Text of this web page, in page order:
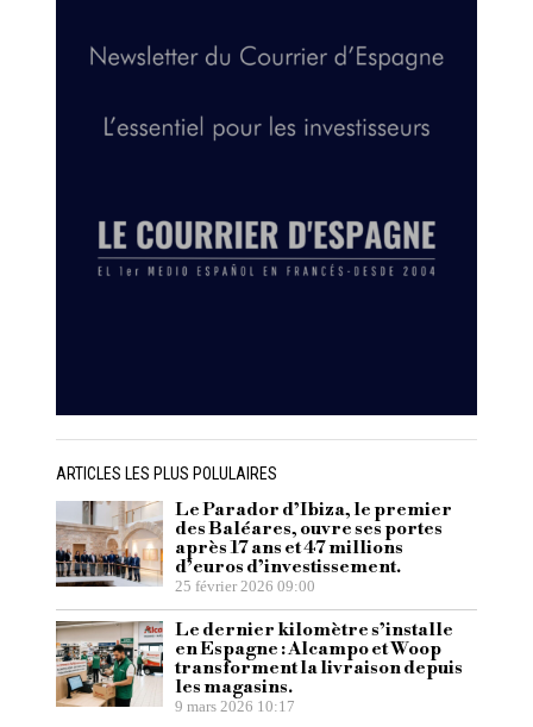
ARTICLES LES PLUS POLULAIRES
Le Parador d’Ibiza, le premier
des Baléares, ouvre ses portes
après 17 ans et 47 millions
d’euros d’investissement.
25 février 2026 09:00
Le dernier kilomètre s’installe
en Espagne : Alcampo et Woop
transforment la livraison depuis
les magasins.
9 mars 2026 10:17